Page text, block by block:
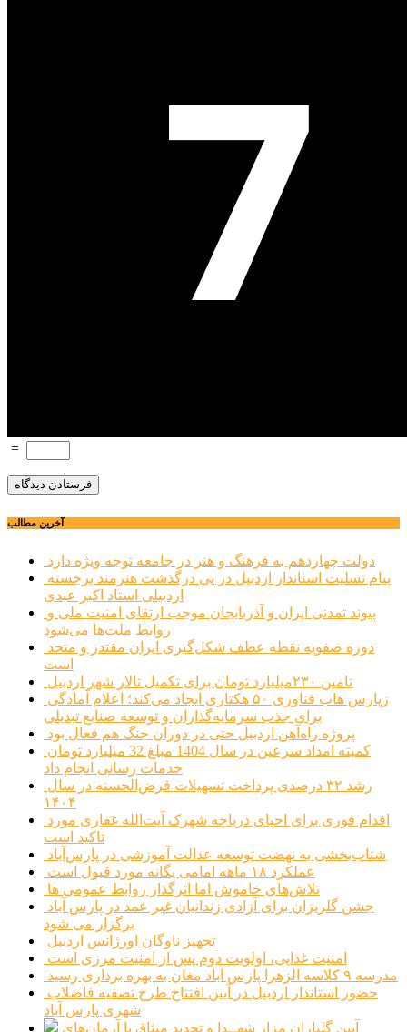
=
آخرین مطالب
دولت چهاردهم به فرهنگ و هنر در جامعه توجه ویژه دارد
اردبیلی استاد اکبر عبدی
روابط ملت‌ها می‌شود
است
تامین ۲۳۰میلیارد تومان برای تکمیل تالار شهر اردبیل
برای جذب سرمایه‌گذاران و توسعه صنایع تبدیلی
پروژه راه‌آهن اردبیل حتی در دوران جنگ هم فعال بود
خدمات رسانی انجام داد
۱۴۰۴
تاکید است
شتاب‌بخشی به نهضت توسعه عدالت آموزشی در پارس‌آباد
عملکرد ۱۸ ماهه امامی یگانه مورد قبول است
تلاش‌های خاموش اما اثرگذار روابط عمومی ها
برگزار می شود
تجهیز ناوگان اورژانس اردبیل
امنیت غذایی، اولویت دوم پس از امنیت مرزی است
مدرسه ۹ کلاسه الزهرا پارس آباد مغان به بهره برداری رسید
شهری پارس آباد